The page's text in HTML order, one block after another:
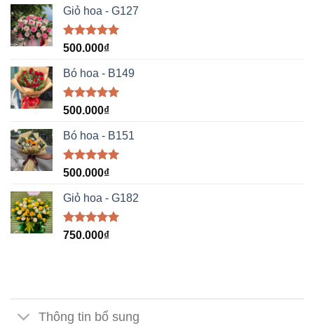
5 sao
Giỏ hoa - G127
Được xếp
5 sao
500.000₫
Bó hoa - B149
Được xếp
5 sao
500.000₫
Bó hoa - B151
Được xếp
5 sao
500.000₫
Giỏ hoa - G182
Được xếp
750.000₫
Thông tin bổ sung